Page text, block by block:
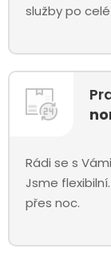
služby po celé
Rádi se s
Jsme
přes noc.